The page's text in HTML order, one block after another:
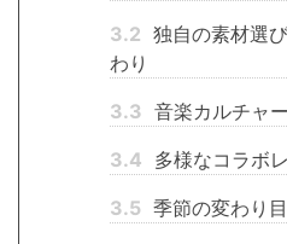
3.2 独自の素材選
わり
3.3 音楽カルチャ
3.4 多様なコラボ
3.5 季節の変わり